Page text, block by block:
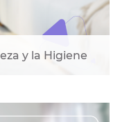
y la Higiene